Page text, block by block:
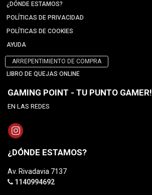
¿DÓNDE ESTAMOS?
POLÍTICAS DE PRIVACIDAD
POLÍTICAS DE COOKIES
AYUDA
ARREPENTIMIENTO DE COMPRA
LIBRO DE QUEJAS ONLINE
GAMING POINT - TU PUNTO GAMER!
EN LAS REDES
¿DÓNDE ESTAMOS?
Av. Rivadavia 7137
1140994692